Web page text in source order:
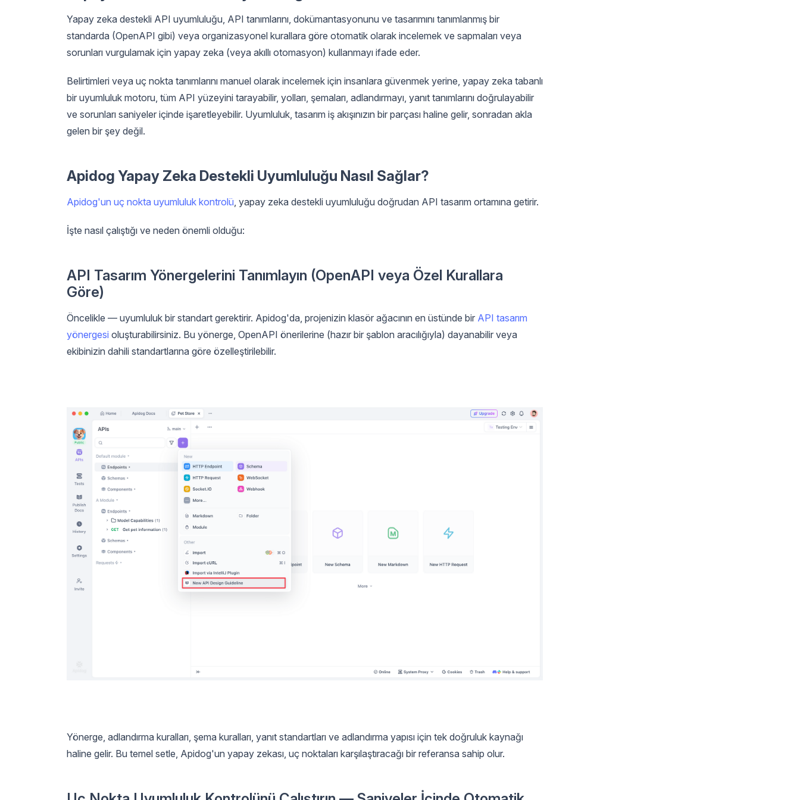
Yapay zeka destekli API uyumluluğu, API tanımlarını, dokümantasyonunu ve tasarımını tanımlanmış bir
standarda (OpenAPI gibi) veya organizasyonel kurallara göre otomatik olarak incelemek ve sapmaları veya
sorunları vurgulamak için yapay zeka (veya akıllı otomasyon) kullanmayı ifade eder.
Belirtimleri veya uç nokta tanımlarını manuel olarak incelemek için insanlara güvenmek yerine, yapay zeka tabanlı
bir uyumluluk motoru, tüm API yüzeyini tarayabilir, yolları, şemaları, adlandırmayı, yanıt tanımlarını doğrulayabilir
ve sorunları saniyeler içinde işaretleyebilir. Uyumluluk, tasarım iş akışınızın bir parçası haline gelir, sonradan akla
gelen bir şey değil.
Apidog Yapay Zeka Destekli Uyumluluğu Nasıl Sağlar?
Apidog'un uç nokta uyumluluk kontrolü , yapay zeka destekli uyumluluğu doğrudan API tasarım ortamına getirir.
İşte nasıl çalıştığı ve neden önemli olduğu:
API Tasarım Yönergelerini Tanımlayın (OpenAPI veya Özel Kurallara
Göre)
Öncelikle — uyumluluk bir standart gerektirir. Apidog'da, projenizin klasör ağacının en üstünde bir API tasarım
yönergesi oluşturabilirsiniz. Bu yönerge, OpenAPI önerilerine (hazır bir şablon aracılığıyla) dayanabilir veya
ekibinizin dahili standartlarına göre özelleştirilebilir.
Yönerge, adlandırma kuralları, şema kuralları, yanıt standartları ve adlandırma yapısı için tek doğruluk kaynağı
haline gelir. Bu temel setle, Apidog'un yapay zekası, uç noktaları karşılaştıracağı bir referansa sahip olur.